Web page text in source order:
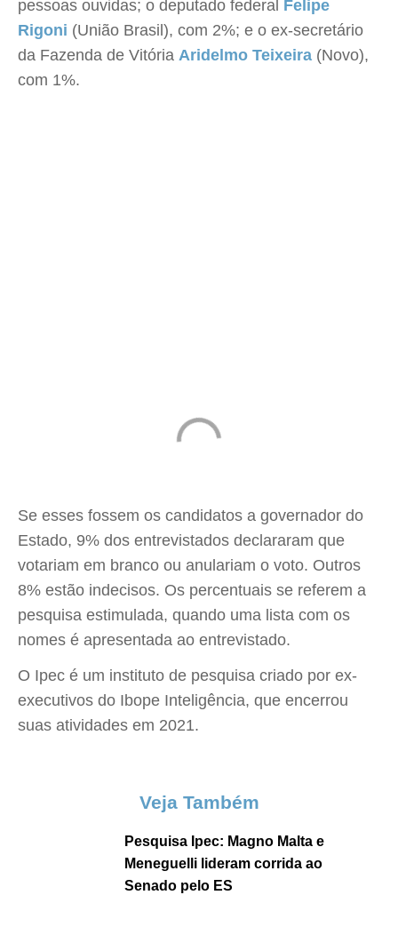
pessoas ouvidas; o deputado federal Felipe
Rigoni (União Brasil), com 2%; e o ex-secretário
da Fazenda de Vitória Aridelmo Teixeira (Novo),
com 1%.
Se esses fossem os candidatos a governador do
Estado, 9% dos entrevistados declararam que
votariam em branco ou anulariam o voto. Outros
8% estão indecisos. Os percentuais se referem a
pesquisa estimulada, quando uma lista com os
nomes é apresentada ao entrevistado.
O Ipec é um instituto de pesquisa criado por ex-
executivos do Ibope Inteligência, que encerrou
suas atividades em 2021.
Veja Também
Pesquisa Ipec: Magno Malta e
Meneguelli lideram corrida ao
Senado pelo ES